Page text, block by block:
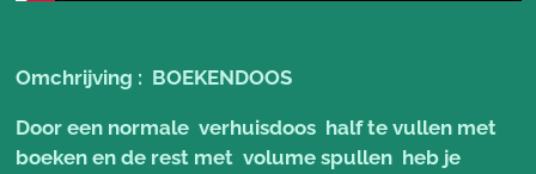
Omchrijving : BOEKENDOOS
Door een normale verhuisdoos half te vullen met
boeken en de rest met volume spullen heb je